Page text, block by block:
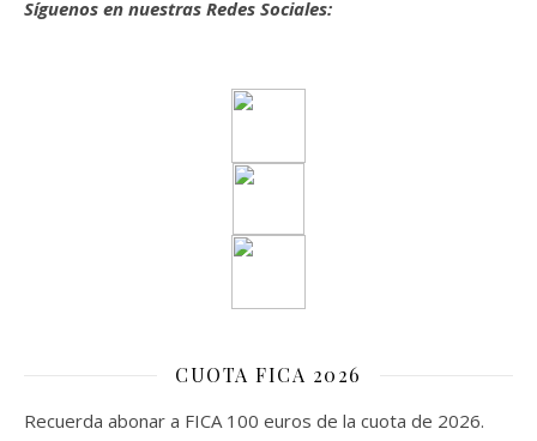
Síguenos en nuestras Redes Sociales:
CUOTA FICA 2026
Recuerda abonar a FICA 100 euros de la cuota de 2026.